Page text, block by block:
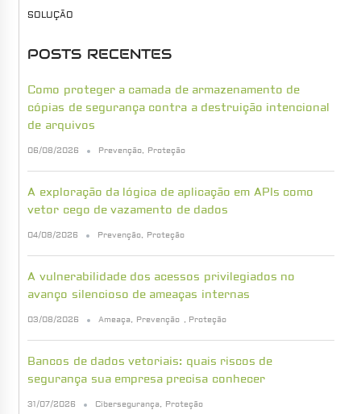
SOLUÇÃO
POSTS RECENTES
Como proteger a camada de armazenamento de
cópias de segurança contra a destruição intencional
de arquivos
06/08/2026 Prevenção, Proteção
A exploração da lógica de aplicação em APIs como
vetor cego de vazamento de dados
04/08/2026 Prevenção, Proteção
A vulnerabilidade dos acessos privilegiados no
avanço silencioso de ameaças internas
03/08/2026 Ameaça, Prevenção , Proteção
Bancos de dados vetoriais: quais riscos de
segurança sua empresa precisa conhecer
31/07/2026 Cibersegurança, Proteção